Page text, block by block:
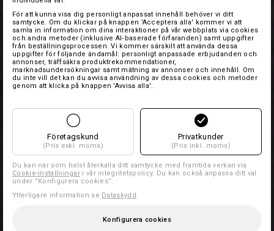
För att kunna visa dig personligt anpassat innehåll behöver vi ditt
samtycke. Om du klickar på knappen 'Acceptera alla' kommer vi att
samla in information om dina interaktioner på vår webbplats via cookies
och andra metoder (inklusive AI‑baserade förfaranden) samt uppgifter
från beställningsprocessen. Vi kommer särskilt att använda dessa
uppgifter för följande ändamål: personligt anpassade erbjudanden och
annonser, träffsäkra produktrekommendationer,
marknadsundersökningar samt mätning av annonser och innehåll. Om
du inte vill det kan du avvisa användning av dessa cookies och metoder
genom att klicka på knappen 'Avvisa alla'.
Företagskund
(Pris exkl. moms)
Privatkunder
(Pris inkl. moms)
Du kan när som helst återkalla ditt samtycke med framtida verkan via
Cookie-inställningar i vår integritetspolicy. Du kan också anpassa ditt val
under ”Konfigurera cookies”.
Ytterligare information se Dataskydd.
Konfigurera cookies